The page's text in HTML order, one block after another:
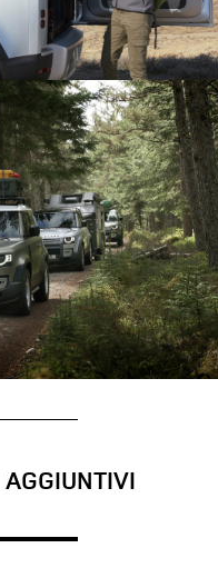
DI CAPACITÀ: LA
110
DI CAPACITÀ: LA NUOVA